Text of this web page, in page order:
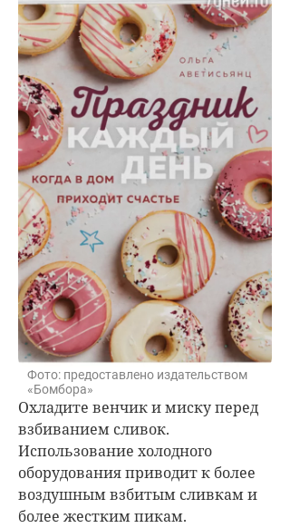
Фото: предоставлено издательством
«Бомбора»
Охладите венчик и миску перед
взбиванием сливок.
Использование холодного
оборудования приводит к более
воздушным взбитым сливкам и
более жестким пикам.